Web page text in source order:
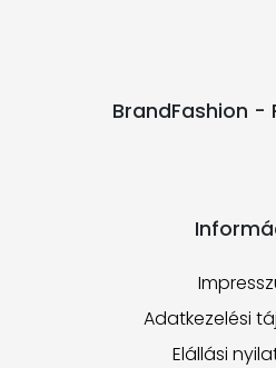
BrandFashion -
Adatkezelési
Elállási